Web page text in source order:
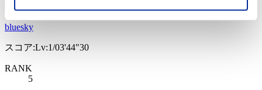
bluesky
スコア:Lv:1/03'44"30
RANK
5